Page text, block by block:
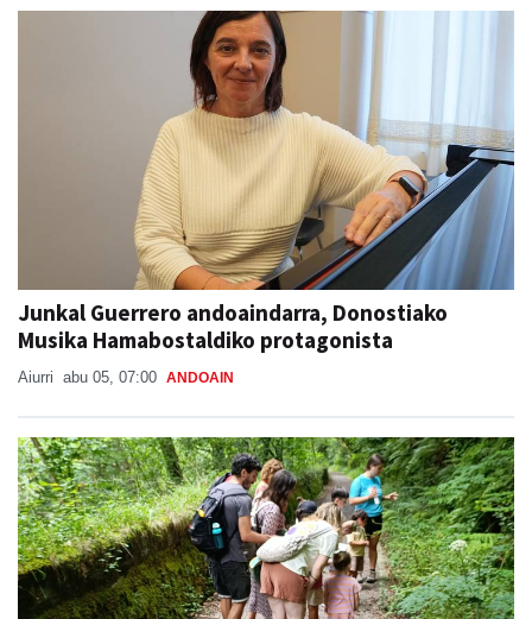
Junkal Guerrero andoaindarra, Donostiako
Musika Hamabostaldiko protagonista
Aiurri abu 05, 07:00 ANDOAIN